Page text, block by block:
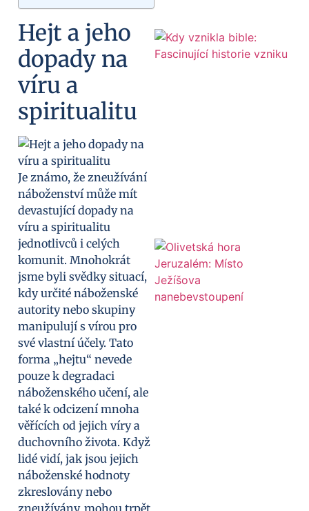
Hejt a jeho
dopady na
víru a
spiritualitu
Je známo, že zneužívání
náboženství může mít
devastující dopady na
víru a spiritualitu
jednotlivců i celých
komunit. Mnohokrát
jsme byli svědky situací,
kdy určité náboženské
autority nebo skupiny
manipulují s vírou pro
své vlastní účely. Tato
forma „hejtu“ nevede
pouze k degradaci
náboženského učení, ale
také k odcizení mnoha
věřících od jejich víry a
duchovního života. Když
lidé vidí, jak jsou jejich
náboženské hodnoty
zkreslovány nebo
zneužívány, mohou trpět